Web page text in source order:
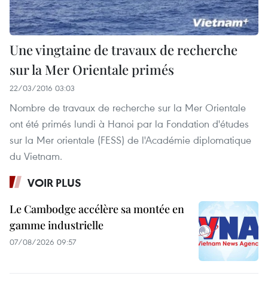
Une vingtaine de travaux de recherche
sur la Mer Orientale primés
22/03/2016 03:03
Nombre de travaux de recherche sur la Mer Orientale
ont été primés lundi à Hanoi par la Fondation d'études
sur la Mer orientale (FESS) de l'Académie diplomatique
du Vietnam.
VOIR PLUS
Le Cambodge accélère sa montée en
gamme industrielle
07/08/2026 09:57